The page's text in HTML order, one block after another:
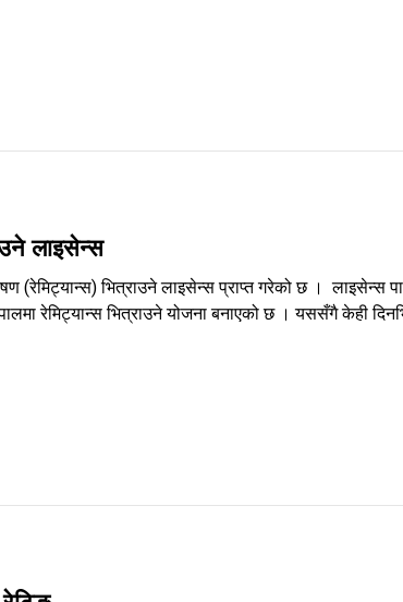
लाइसेन्स
(रेमिट्यान्स) भित्राउने लाइसेन्स प्राप्त गरेको छ । लाइसेन्स
रेमिट्यान्स भित्राउने योजना बनाएको छ । यससँगै केही